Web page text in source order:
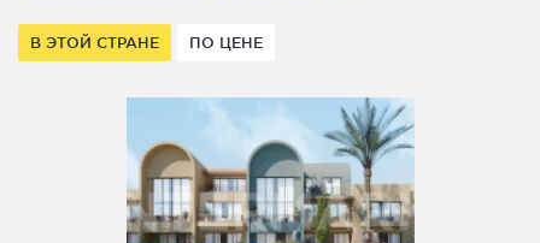
В ЭТОЙ СТРАНЕ ПО ЦЕНЕ